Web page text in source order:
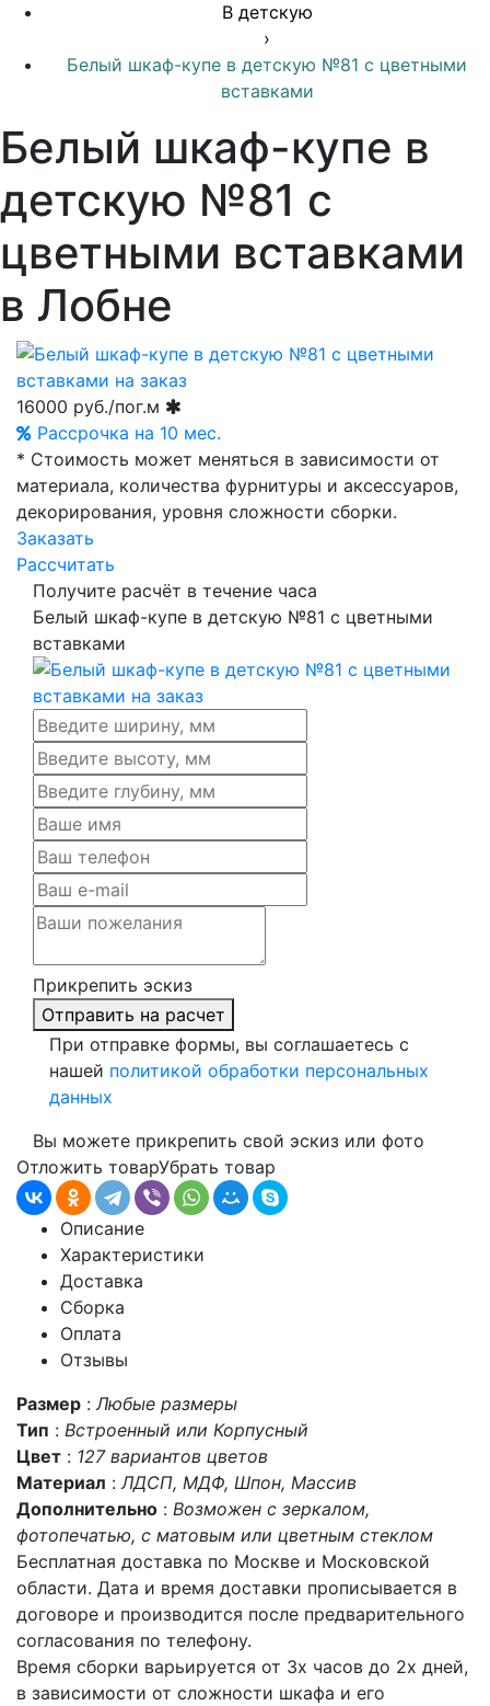
В детскую
›
Белый шкаф-купе в детскую №81 с цветными
вставками
Белый шкаф-купе в
детскую №81 с
цветными вставками
в Лобне
16000 руб./пог.м
Рассрочка на 10 мес.
* Стоимость может меняться в зависимости от
материала, количества фурнитуры и аксессуаров,
декорирования, уровня сложности сборки.
Заказать
Рассчитать
Получите расчёт в течение часа
Белый шкаф-купе в детскую №81 с цветными
вставками
Прикрепить эскиз
Отправить на расчет
При отправке формы, вы соглашаетесь с
нашей политикой обработки персональных
данных
Вы можете прикрепить свой эскиз или фото
Отложить товарУбрать товар
Описание
Характеристики
Доставка
Сборка
Оплата
Отзывы
Размер :Любые размеры
Тип : Встроенный или Корпусный
Цвет : 127 вариантов цветов
Материал :ЛДСП, МДФ, Шпон, Массив
Дополнительно : Возможен с зеркалом,
фотопечатью, с матовым или цветным стеклом
Бесплатная доставка по Москве и Московской
области. Дата и время доставки прописывается в
договоре и производится после предварительного
согласования по телефону.
Время сборки варьируется от 3х часов до 2х дней,
в зависимости от сложности шкафа и его